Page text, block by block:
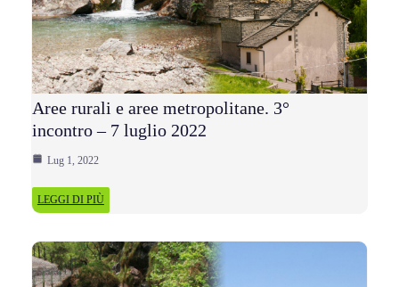
Aree rurali e aree metropolitane. 3°
incontro – 7 luglio 2022
Lug 1, 2022
LEGGI DI PIÙ